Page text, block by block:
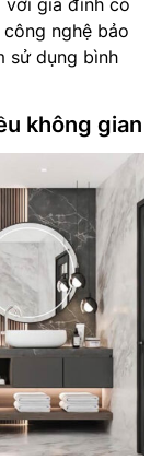
nghệ bảo
sử dụng bình
không gian